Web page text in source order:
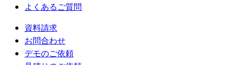
よくあるご質問
資料請求
お問合わせ
デモのご依頼